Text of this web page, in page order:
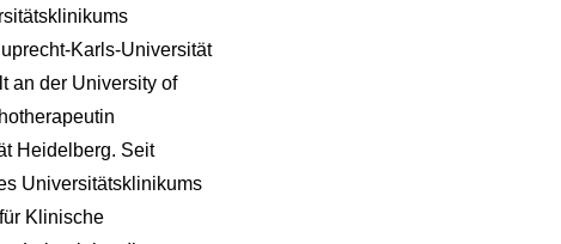
Karls-Universität
an der University of
Heidelberg. Seit
Universitätsklinikums
Klinische